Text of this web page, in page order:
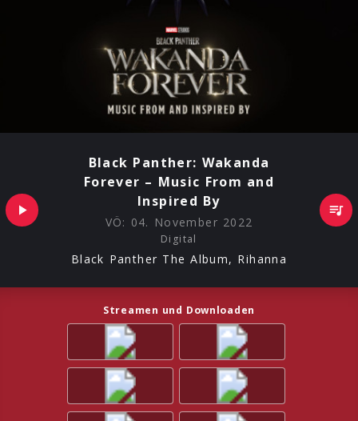
Black Panther: Wakanda
Forever – Music From and
Inspired By
VÖ: 04. November 2022
Digital
Black Panther The Album, Rihanna
Streamen und Downloaden